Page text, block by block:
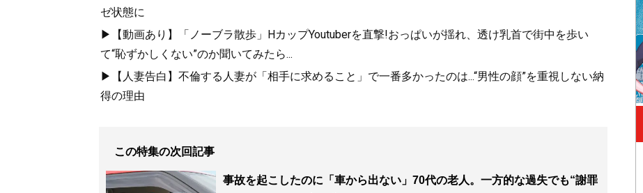
ゼ状態に
▶【動画あり】「ノーブラ散歩」HカップYoutuberを直撃!おっぱいが揺れ、透け乳首で街中を歩い
て“恥ずかしくない”のか聞いてみたら...
▶【人妻告白】不倫する人妻が「相手に求めること」で一番多かったのは...“男性の顔”を重視しない納
得の理由
この特集の次回記事
事故を起こしたのに「車から出ない」70代の老人。一方的な過失でも“謝罪